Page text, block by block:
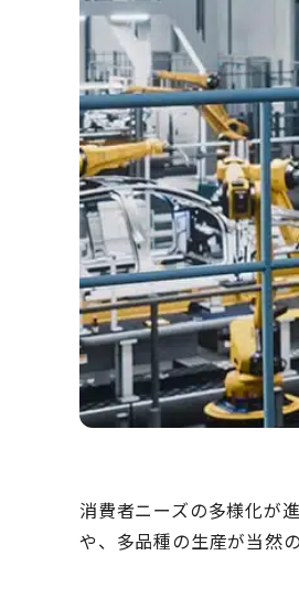
消費者ニーズの多様化が
や、多品種の生産が当然